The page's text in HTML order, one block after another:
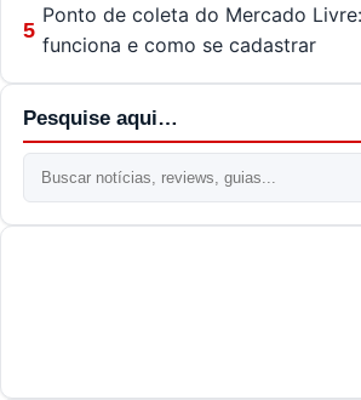
5
Ponto de coleta do Mercado
funciona e como se cadastrar
Pesquise aqui…